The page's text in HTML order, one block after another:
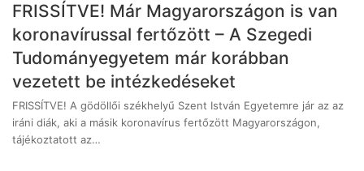
FRISSÍTVE! Már Magyarországon is van
koronavírussal fertőzött – A Szegedi
Tudományegyetem már korábban
vezetett be intézkedéseket
FRISSÍTVE! A gödöllői székhelyű Szent István Egyetemre jár az az
iráni diák, aki a másik koronavírus fertőzött Magyarországon,
tájékoztatott az…